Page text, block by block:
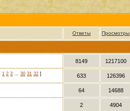
Ответы Просмотры
8149 1217100
[1 2 3 …30 31 32 ]
633 126396
64 14688
2 4904